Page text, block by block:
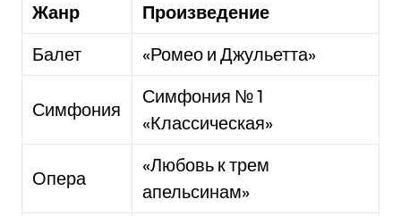
Жанр
Произведение
Балет
«Ромео и Джульетта»
Симфония
Симфония № 1
«Классическая»
Опера
«Любовь к трем
апельсинам»